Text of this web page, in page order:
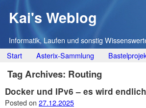
Kai's Weblog
Informatik, Laufen und sonstig
Main menu
Skip
to
content
Start Asterix-Sammlung
Tag Archives: Routing
Docker und IPv6 – es wird
Posted on 27.12.2025